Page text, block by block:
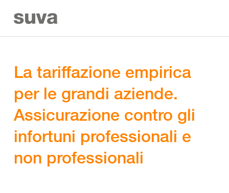
La tariffazione empirica
per le grandi aziende.
Assicurazione contro gli
infortuni professionali e
non professionali